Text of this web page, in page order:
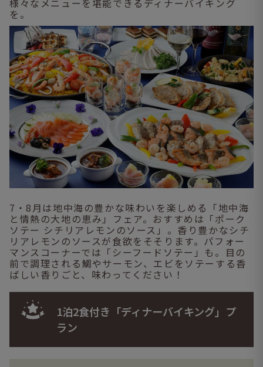
を。
7・8月は地中海の豊かな味わいを楽しめる「地中海
と情熱の大地の恵み」フェア。おすすめは「ポーク
ソテー シチリアレモンのソース」。香り豊かなシチ
リアレモンのソースが食欲をそそります。パフォー
マンスコーナーでは「シーフードソテー」も。目の
前で調理される鯛やサーモン、エビをソテーする香
ばしい香りごと、味わってください！
1泊2食付き「ディナーバイキング」プ
ラン